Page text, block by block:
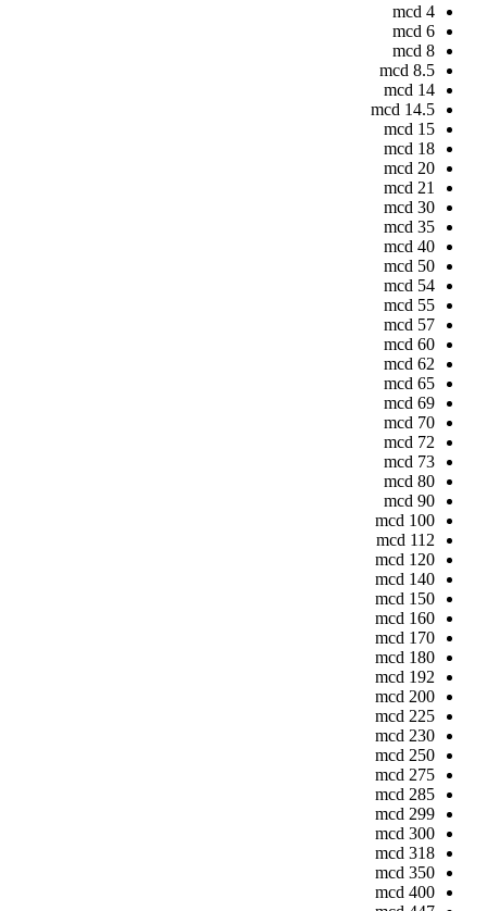
4
mcd
6
mcd
8
mcd
8.5
mcd
14
mcd
14.5
mcd
15
mcd
18
mcd
20
mcd
21
mcd
30
mcd
35
mcd
40
mcd
50
mcd
54
mcd
55
mcd
57
mcd
60
mcd
62
mcd
65
mcd
69
mcd
70
mcd
72
mcd
73
mcd
80
mcd
90
mcd
100
mcd
112
mcd
120
mcd
140
mcd
150
mcd
160
mcd
170
mcd
180
mcd
192
mcd
200
mcd
225
mcd
230
mcd
250
mcd
275
mcd
285
mcd
299
mcd
300
mcd
318
mcd
350
mcd
400
mcd